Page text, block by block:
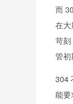
而
在
苛
管初
304
能